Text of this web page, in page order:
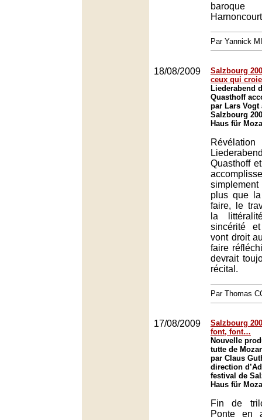
Par Yannick
18/08/2009
Salzbourg
ceux qui
Liederabend
Quasthoff
par Lars Vogt
Salzbourg
Haus für
Quasthoff
plus que
faire, le
la
sincérité
vont droit
faire
devrait
récital.
Par Thomas
17/08/2009
Salzbourg
font, font…
Nouvelle
tutte de
par Claus
direction
festival de
Haus für
Fin de
Ponte en